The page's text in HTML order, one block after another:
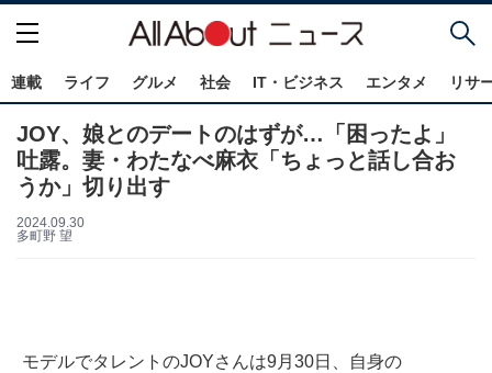
連載 ライフ グルメ 社会 IT・ビジネス エンタメ リサ
JOY、娘とのデートのはずが…「困ったよ」
吐露。妻・わたなべ麻衣「ちょっと話し合お
うか」切り出す
2024.09.30
多町野 望
モデルでタレントのJOYさんは9月30日、自身の